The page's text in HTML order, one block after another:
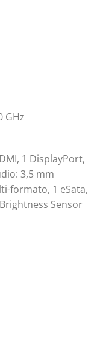
GHz
1 DisplayPort,
3,5 mm
formato, 1 eSata,
Sensor